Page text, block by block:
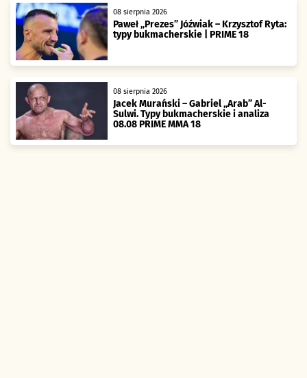
08 sierpnia 2026
Paweł „Prezes” Jóźwiak – Krzysztof Ryta:
typy bukmacherskie | PRIME 18
08 sierpnia 2026
Jacek Murański – Gabriel „Arab” Al-
Sulwi. Typy bukmacherskie i analiza
08.08 PRIME MMA 18